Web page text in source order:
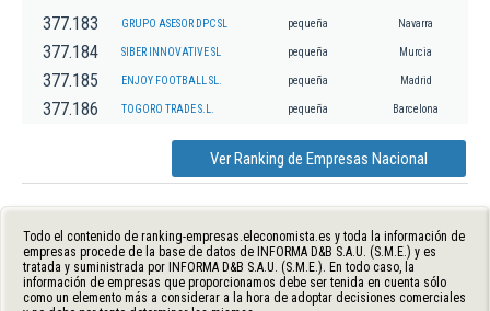
377.183 GRUPO ASESOR DPC SL pequeña Navarra
377.184 SIBER INNOVATIVE SL pequeña Murcia
377.185 ENJOY FOOTBALL SL. pequeña Madrid
377.186 TOGORO TRADE S.L. pequeña Barcelona
Ver Ranking de Empresas Nacional
Todo el contenido de ranking-empresas.eleconomista.es y toda la información de
empresas procede de la base de datos de INFORMA D&B S.A.U. (S.M.E.) y es
tratada y suministrada por INFORMA D&B S.A.U. (S.M.E.). En todo caso, la
información de empresas que proporcionamos debe ser tenida en cuenta sólo
como un elemento más a considerar a la hora de adoptar decisiones comerciales